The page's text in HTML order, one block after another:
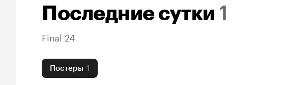
Последние сутки 1
Final 24
Постеры 1